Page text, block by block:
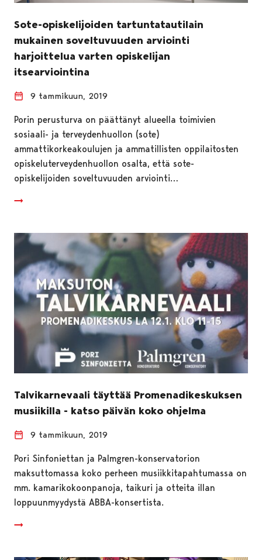
Sote-opiskelijoiden tartuntatautilain
mukainen soveltuvuuden arviointi
harjoittelua varten opiskelijan
itsearviointina
9 tammikuun, 2019
Porin perusturva on päättänyt alueella toimivien
sosiaali- ja terveydenhuollon (sote)
ammattikorkeakoulujen ja ammatillisten oppilaitosten
opiskeluterveydenhuollon osalta, että sote-
opiskelijoiden soveltuvuuden arviointi…
Talvikarnevaali täyttää Promenadikeskuksen
musiikilla - katso päivän koko ohjelma
9 tammikuun, 2019
Pori Sinfoniettan ja Palmgren-konservatorion
maksuttomassa koko perheen musiikkitapahtumassa on
mm. kamarikokoonpanoja, taikuri ja otteita illan
loppuunmyydystä ABBA-konsertista.